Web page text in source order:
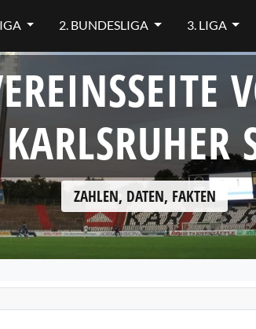
2. BUNDESLIGA 3. LIGA
KARLSRUHER
ZAHLEN, DATEN, FAKTEN